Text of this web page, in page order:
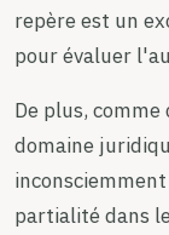
repère est un
pour évaluer
De plus,
domaine
partialité dans